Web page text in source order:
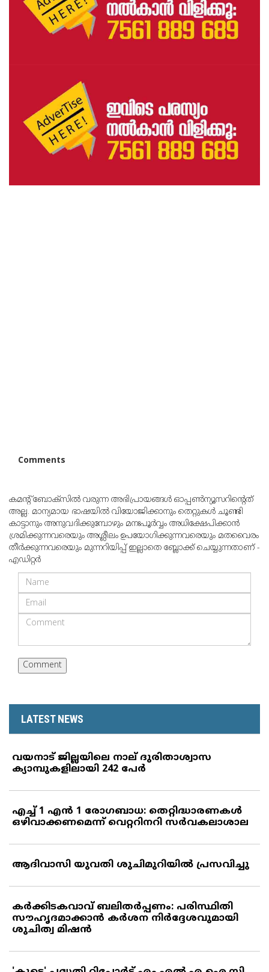
Comments
കമന്റ് ബോക്‌സില്‍ വരുന്ന അഭിപ്രായങ്ങള്‍ ഓപ്പൺന്യൂസറിന്റെത്
അല്ല. മാന്യമായ ഭാഷയില്‍ വിയോജിക്കാനും തെറ്റുകള്‍ ചൂണ്ടി
കാട്ടാനും അനുവദിക്കുമ്പോഴും മനഃപൂര്‍വ്വം അധിക്ഷേപിക്കാന്‍
ശ്രമിക്കുന്നവരെയും അശ്ലീലം ഉപയോഗിക്കുന്നവരെയും മതവൈരം
തീര്‍ക്കുന്നവരെയും മുന്നറിയിപ്പ് ഇല്ലാതെ ബ്ലോക്ക് ചെയ്യുന്നതാണ് -
എഡിറ്റര്‍
LATEST NEWS
വയനാട് ജില്ലയിലെ നാല് ദുരിതാശ്വാസ
ക്യാമ്പുകളിലായി 242 പേര്‍
എച്ച് 1 എന്‍ 1 രോഗബാധ: തെറ്റിദ്ധാരണകള്‍
ഒഴിവാക്കണമെന്ന് വെറ്ററിനറി സര്‍വകലാശാല
ആദിവാസി യുവതി ശുചിമുറിയില്‍ പ്രസവിച്ചു
കര്‍ക്കിടകവാവ് ബലിതര്‍പ്പണം: പരിസ്ഥിതി
സൗഹൃദമാക്കാന്‍ കര്‍ശന നിര്‍ദ്ദേശവുമായി
ശുചിത്വ മിഷന്‍